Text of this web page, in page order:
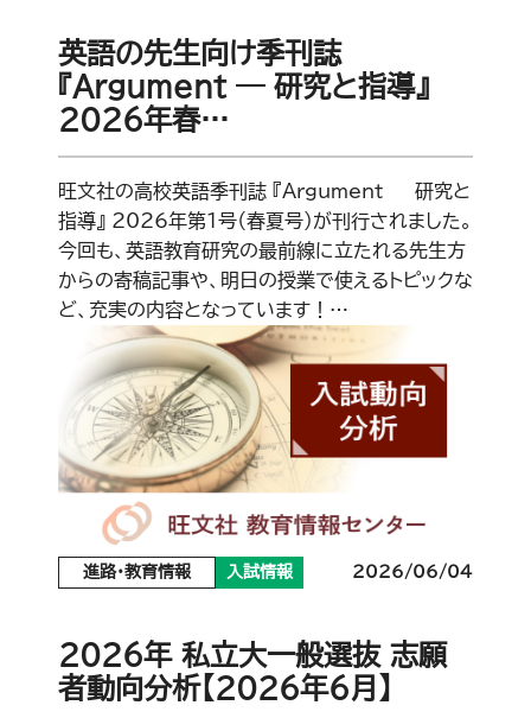
英語の先生向け季刊誌
『Argument ― 研究と指導』
2026年春…
旺文社の高校英語季刊誌 『Argument ― 研究と
指導』 2026年第1号（春夏号）が刊行されました。
今回も、英語教育研究の最前線に立たれる先生方
からの寄稿記事や、明日の授業で使えるトピックな
ど、充実の内容となっています！…
進路・教育情報 入試情報 2026/06/04
2026年 私立大一般選抜 志願
者動向分析【2026年6月】